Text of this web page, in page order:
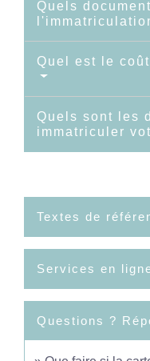
Quels
Quel est le
Quels sont les
immatriculer
Textes de
Services en
Questions ?